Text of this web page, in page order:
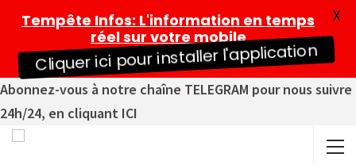
Abonnez-vous à notre chaîne TELEGRAM pour nous suivre
24h/24, en cliquant ICI
Tempête Infos: L'information en temps
réel sur votre mobile
Cliquer ici pour installer l'application
X